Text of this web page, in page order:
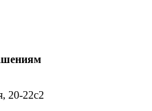
20-22с2